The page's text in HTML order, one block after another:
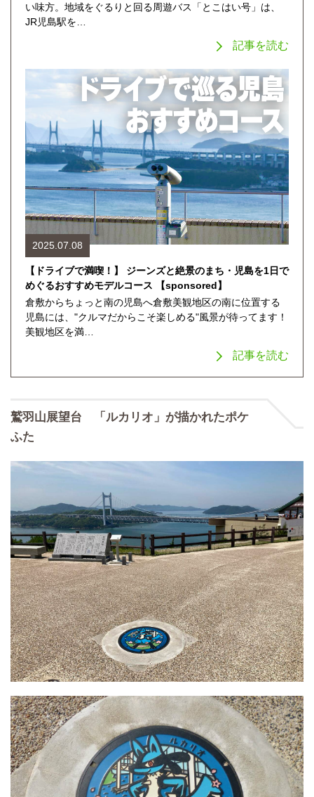
い味方。地域をぐるりと回る周遊バス「とこはい号」は、
JR児島駅を…
記事を読む
2025.07.08
【ドライブで満喫！】 ジーンズと絶景のまち・児島を1日で
めぐるおすすめモデルコース 【sponsored】
倉敷からちょっと南の児島へ倉敷美観地区の南に位置する
児島には、"クルマだからこそ楽しめる"風景が待ってます！
美観地区を満…
記事を読む
鷲羽山展望台 「ルカリオ」が描かれたポケ
ふた